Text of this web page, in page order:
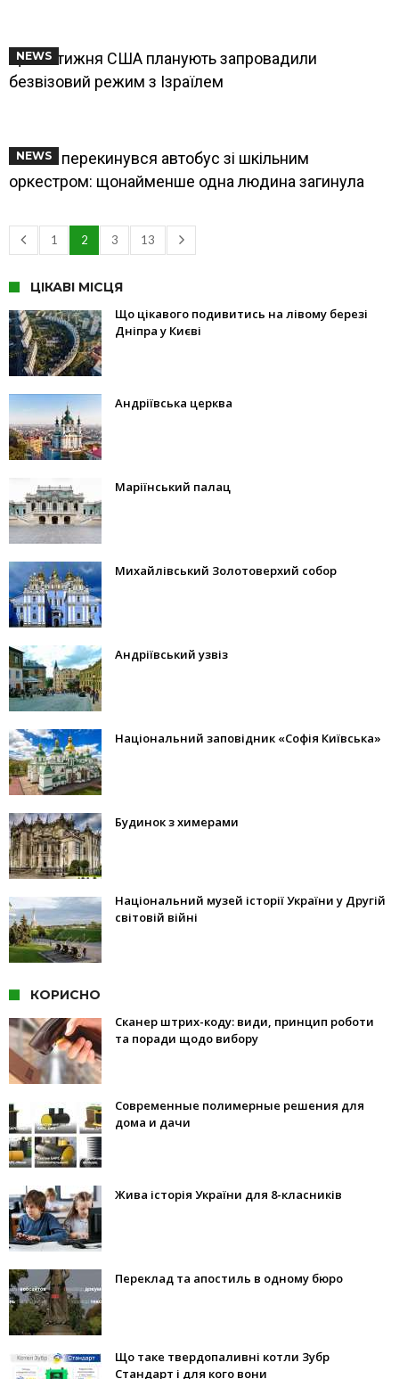
NEWS
Цього тижня США планують запровадили
безвізовий режим з Ізраїлем
NEWS
У США перекинувся автобус зі шкільним
оркестром: щонайменше одна людина загинула
1 2 3 13
ЦІКАВІ МІСЦЯ
Що цікавого подивитись на лівому березі
Дніпра у Києві
Андріївська церква
Маріїнський палац
Михайлівський Золотоверхий собор
Андріївський узвіз
Національний заповідник «Софія Київська»
Будинок з химерами
Національний музей історії України у Другій
світовій війні
КОРИСНО
Сканер штрих-коду: види, принцип роботи
та поради щодо вибору
Современные полимерные решения для
дома и дачи
Жива історія України для 8-класників
Переклад та апостиль в одному бюро
Що таке твердопаливні котли Зубр
Стандарт і для кого вони